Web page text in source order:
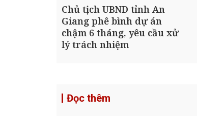
Chủ tịch UBND tỉnh An
Giang phê bình dự án
chậm 6 tháng, yêu cầu xử
lý trách nhiệm
Đọc thêm